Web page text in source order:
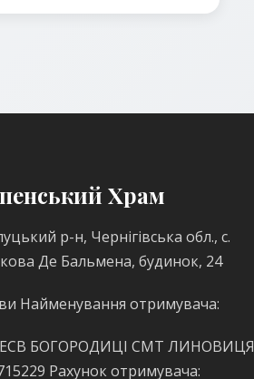
Храм
р-н, Чернігівська обл., с.
Де Бальмена, будинок, 24
Найменування отримувача:
БОГОРОДИЦІ СМТ ЛИНОВИЦЯ
Рахунок отримувача: